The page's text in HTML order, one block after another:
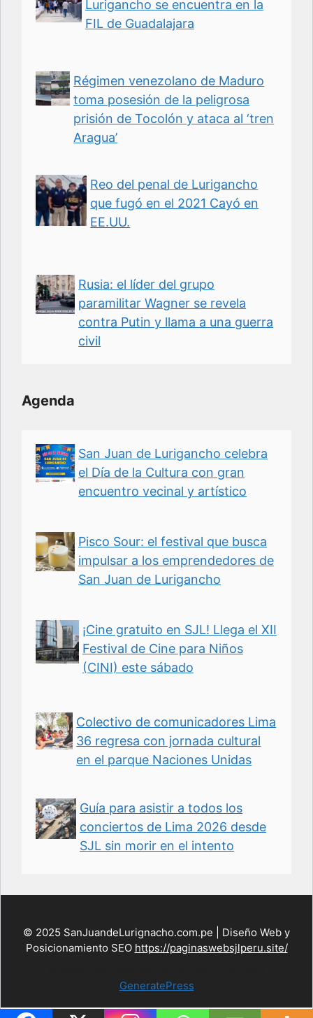
Lurigancho se encuentra en la
FIL de Guadalajara
Régimen venezolano de Maduro
toma posesión de la peligrosa
prisión de Tocolón y ataca al ‘tren
Aragua’
Reo del penal de Lurigancho
que fugó en el 2021 Cayó en
EE.UU.
Rusia: el líder del grupo
paramilitar Wagner se revela
contra Putin y llama a una guerra
civil
Agenda
San Juan de Lurigancho celebra
el Día de la Cultura con gran
encuentro vecinal y artístico
Pisco Sour: el festival que busca
impulsar a los emprendedores de
San Juan de Lurigancho
¡Cine gratuito en SJL! Llega el XII
Festival de Cine para Niños
(CINI) este sábado
Colectivo de comunicadores Lima
36 regresa con jornada cultural
en el parque Naciones Unidas
Guía para asistir a todos los
conciertos de Lima 2026 desde
SJL sin morir en el intento
© 2025 SanJuandeLurignacho.com.pe | Diseño Web y
Posicionamiento SEO https://paginaswebsjlperu.site/
GeneratePress